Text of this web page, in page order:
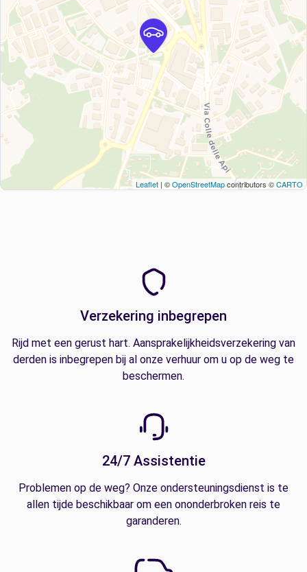
Leaflet | ©OpenStreetMapcontributors ©CARTO
Verzekering inbegrepen
Rijd met een gerust hart. Aansprakelijkheidsverzekering van
derden is inbegrepen bij al onze verhuur om u op de weg te
beschermen.
24/7 Assistentie
Problemen op de weg? Onze ondersteuningsdienst is te
allen tijde beschikbaar om een ononderbroken reis te
garanderen.